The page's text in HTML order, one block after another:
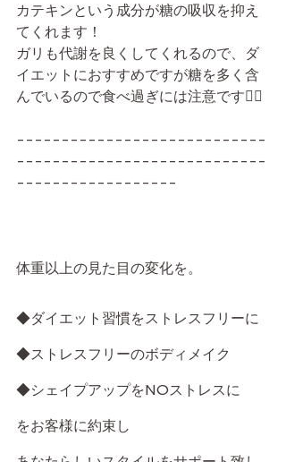
カテキンという成分が糖の吸収を抑え
てくれます！
ガリも代謝を良くしてくれるので、ダ
イエットにおすすめですが糖を多く含
んでいるので食べ過ぎには注意です💁‍♂️
----------------------------
----------------------------
------------------
体重以上の見た目の変化を。
◆ダイエット習慣をストレスフリーに
◆ストレスフリーのボディメイク
◆シェイプアップをNOストレスに
をお客様に約束し